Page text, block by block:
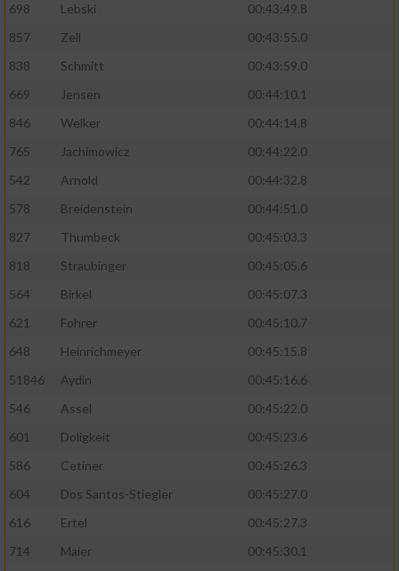
698
Lebski
00:43:49.8
857
Zell
00:43:55.0
838
Schmitt
00:43:59.0
669
Jensen
00:44:10.1
846
Welker
00:44:14.8
765
Jachimowicz
00:44:22.0
542
Arnold
00:44:32.8
578
Breidenstein
00:44:51.0
827
Thumbeck
00:45:03.3
818
Straubinger
00:45:05.6
564
Birkel
00:45:07.3
621
Fohrer
00:45:10.7
648
Heinrichmeyer
00:45:15.8
51846
Aydin
00:45:16.6
546
Assel
00:45:22.0
601
Doligkeit
00:45:23.6
586
Cetiner
00:45:26.3
604
Dos Santos-Stiegler
00:45:27.0
616
Ertel
00:45:27.3
714
Maier
00:45:30.1